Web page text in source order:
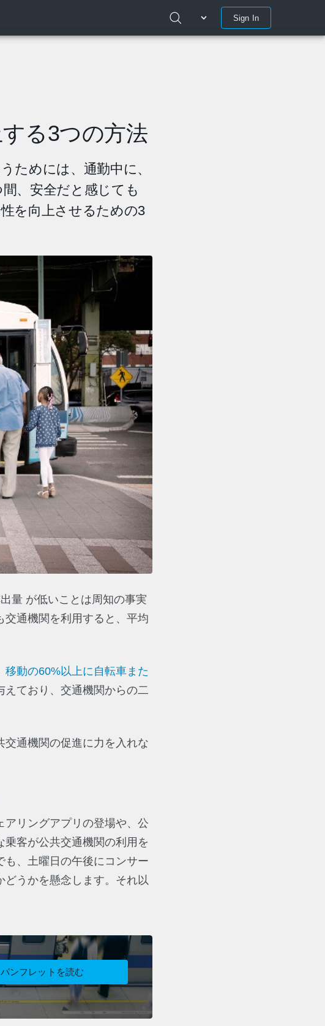
Sign In
る3つの方法
ためには、通勤中に、
、安全だと感じても
を向上させるための3
量 が低いことは周知の事実
交通機関を利用すると、平均
移動の60%以上に自転車また
えており、交通機関からの二
交通機関の促進に力を入れな
リングアプリの登場や、公
客が公共交通機関の利用を
、土曜日の午後にコンサー
どうかを懸念します。それ以
パンフレットを読む